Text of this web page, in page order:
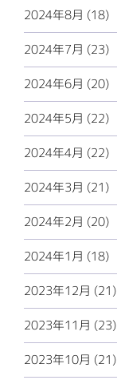
2024年8月 (18)
2024年7月 (23)
2024年6月 (20)
2024年5月 (22)
2024年4月 (22)
2024年3月 (21)
2024年2月 (20)
2024年1月 (18)
2023年12月 (21)
2023年11月 (23)
2023年10月 (21)